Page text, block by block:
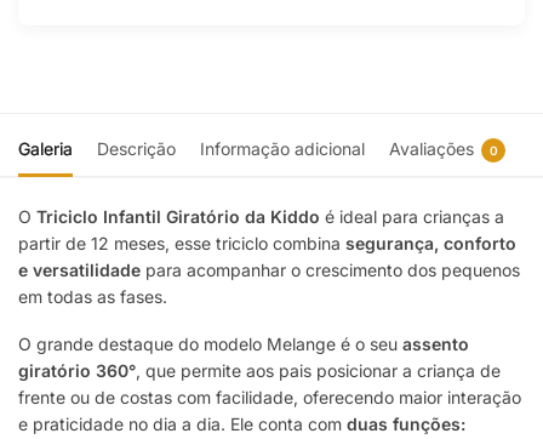
Galeria Descrição Informação adicional Avaliações 0
O Triciclo Infantil Giratório da Kiddo é ideal para crianças a
partir de 12 meses, esse triciclo combina segurança, conforto
e versatilidade para acompanhar o crescimento dos pequenos
em todas as fases.
O grande destaque do modelo Melange é o seu assento
giratório 360°, que permite aos pais posicionar a criança de
frente ou de costas com facilidade, oferecendo maior interação
e praticidade no dia a dia. Ele conta com duas funções: